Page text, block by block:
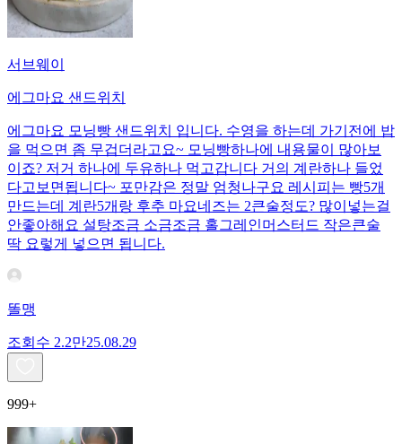
서브웨이
에그마요 샌드위치
에그마요 모닝빵 샌드위치 입니다. 수영을 하는데 가기전에 밥
을 먹으면 좀 무겁더라고요~ 모닝빵하나에 내용물이 많아보
이죠? 저거 하나에 두유하나 먹고갑니다 거의 계란하나 들었
다고보면됩니다~ 포만감은 정말 엄청나구요 레시피는 빵5개
만드는데 계란5개랑 후추 마요네즈는 2큰술정도? 많이넣는걸
안좋아해요 설탕조금 소금조금 홀그레인머스터드 작은큰술
딱 요렇게 넣으면 됩니다.
똘맹
조회수 2.2만25.08.29
999+